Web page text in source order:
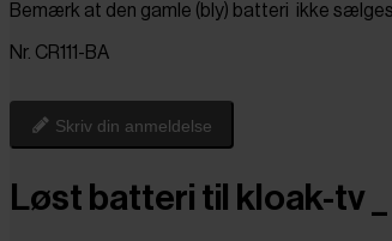
Bemærk at den gamle (bly) batteri ikke
Nr. CR111-BA
Skriv din anmeldelse
Løst batteri til kloak-tv _